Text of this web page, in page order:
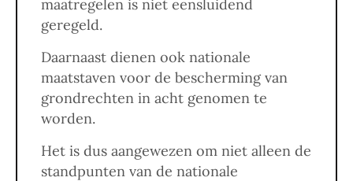
maatregelen is niet eensluidend
geregeld.
Daarnaast dienen ook nationale
maatstaven voor de bescherming van
grondrechten in acht genomen te
worden.
Het is dus aangewezen om niet alleen de
standpunten van de nationale